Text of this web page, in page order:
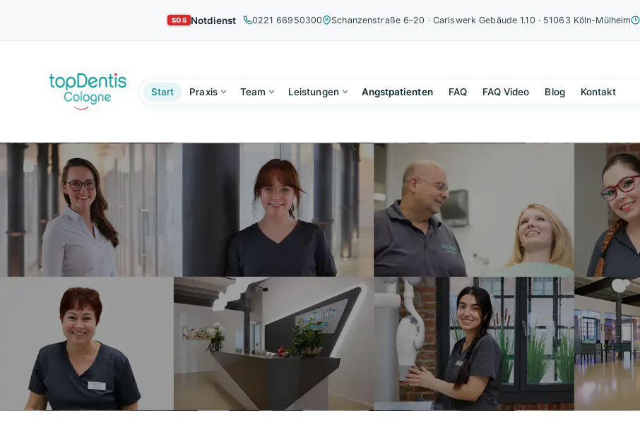
Notdienst 0221 66950300 Schanzenstraße 6–20 · Carlswerk Gebäude 1.10 · 51063 Köln-Mülheim
Start Praxis Team Leistungen Angstpatienten FAQ FAQ Video Blog Kontakt